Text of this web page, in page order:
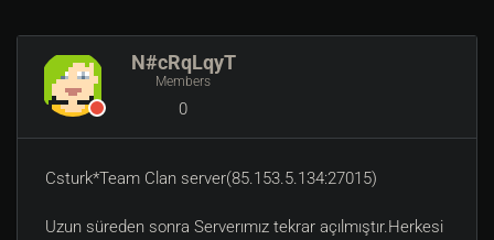
N#cRqLqyT
Members
0
Csturk*Team Clan server(85.153.5.134:27015)
Uzun süreden sonra Serverımız tekrar açılmıştır.Herkesi